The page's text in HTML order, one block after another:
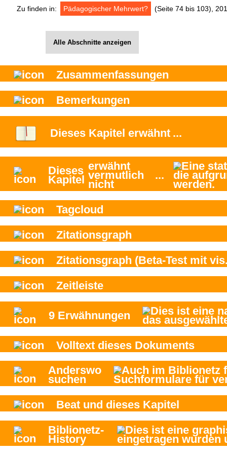
Zu finden in: Pädagogischer Mehrwert? (Seite 74 bis 103),
Alle Abschnitte anzeigen
Zusammenfassungen
Bemerkungen
Dieses Kapitel erwähnt ...
Dieses
Kapitel
erwähnt
vermutlich
nicht
...
Tagcloud
Zitationsgraph
Zitationsgraph (Beta-Test mit
Zeitleiste
9 Erwähnungen
Volltext dieses Dokuments
Anderswo
suchen
Beat und dieses Kapitel
Biblionetz-
History